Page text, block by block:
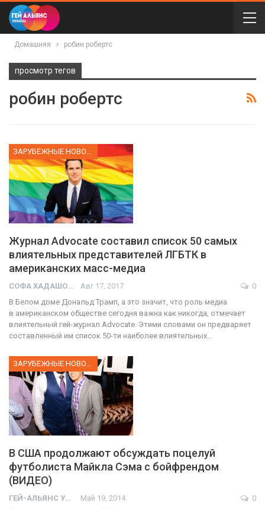
Домашняя робин робертс
просмотр тегов
робин робертс
Журнал Advocate составил список 50 самых
влиятельных представителей ЛГБТК в
американских масс-медиа
СОФА ХАДАШОТ Авг 17, 2017
0
В Белом доме Дональд Трамп, а это значит, что роль медиа
в американском обществе сегодня важна как никогда, отмечает
влиятельный гей-журнал Advocate. Этими словами он предваряет
составленный им список 50-ти наиболее влиятельных…
ЗАРУБЕЖНЫЕ НОВОСТИ
В США продолжают обсуждать поцелуй
футболиста Майкла Сэма с бойфрендом
(ВИДЕО)
ГЕЙ-АЛЬЯНС УКРАИНА Май 19, 2014
0